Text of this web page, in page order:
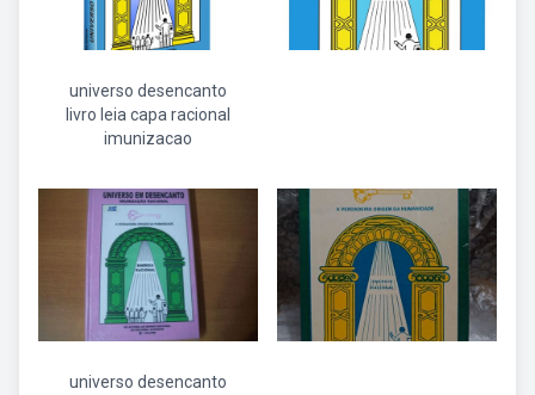
universo desencanto
livro leia capa racional
imunizacao
universo desencanto